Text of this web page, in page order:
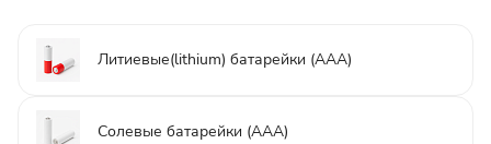
Литиевые(lithium) батарейки (ААА)
Солевые батарейки (ААА)